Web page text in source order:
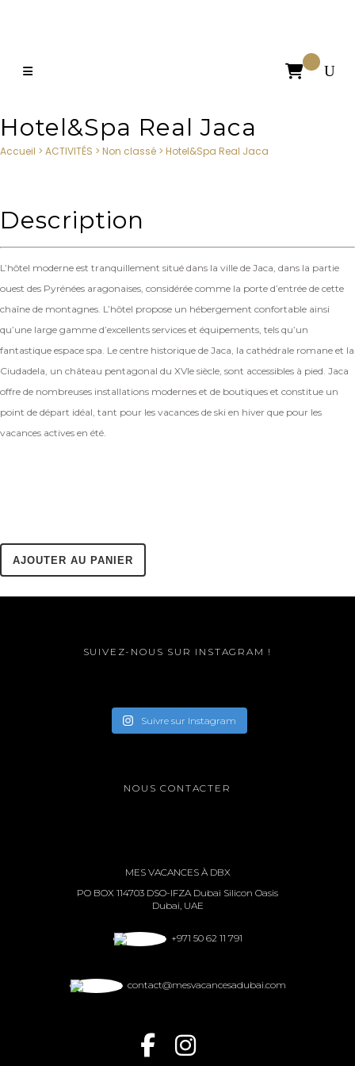

Hotel&Spa Real Jaca
Accueil > ACTIVITÉS > Non classé > Hotel&Spa Real Jaca
Description
L’hôtel moderne est tranquillement situé dans la ville de Jaca, dans la partie
ouest des Pyrénées aragonaises, considérée comme la porte d’entrée de cette
chaîne de montagnes. L’hôtel propose un hébergement confortable ainsi
qu’une large gamme d’excellents services et équipements, tels qu’un
fantastique espace spa. Le centre historique de Jaca, la cathédrale romane et la
Ciudadela, un château pentagonal du XVIe siècle, sont accessibles à pied. Jaca
offre de nombreuses installations modernes et de boutiques et constitue un
point de départ idéal, tant pour les vacances de ski en hiver que pour les
vacances actives en été.
AJOUTER AU PANIER
SUIVEZ-NOUS SUR INSTAGRAM !
Suivre sur Instagram
NOUS CONTACTER
MES VACANCES À DBX
PO BOX 114703 DSO-IFZA Dubai Silicon Oasis
Dubai, UAE
+971 50 62 11 791
contact@mesvacancesadubai.com